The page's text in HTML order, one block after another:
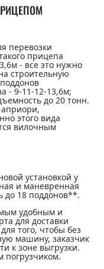
перевозки
прицепа
- все это нужно
строительную
- 9-11-12-13,6м;
до 20 тонн.
априори,
этого вида
вилочным
установкой у
и маневренная
до 18 поддонов**.
удобным и
для доставки
того, чтобы без
машину, заказчик
к зоне выгрузки.
погрузчиком.